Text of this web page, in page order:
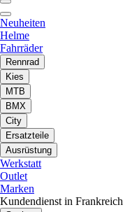
Neuheiten
Helme
Fahrräder
Rennrad
Kies
MTB
BMX
City
Ersatzteile
Ausrüstung
Werkstatt
Outlet
Marken
Kundendienst in Frankreich